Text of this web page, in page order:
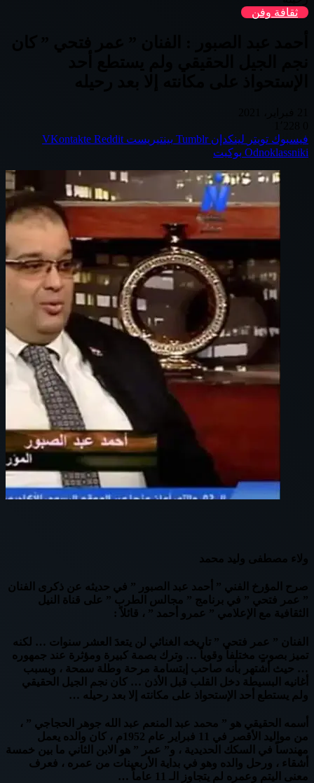
ثقافة وفن
فيسبوك تويتر لينكدإن بينتيريست
Odnoklassniki بوكيت
ولاء مصطفى وليد محمد
صرح المؤرخ الفني ” أحمد عبد الصبور ” في حديثه عن ذكرى الفنان
” عمر فتحي ” في برنامج ” مجالس الطرب ” على قناة النيل
الثقافية مع الإعلامي ” عمرو أحمد ” ، قائلاً :
الفنان ” عمر فتحي ” تاريخه الغنائي لن يتعدَ العشر سنوات … لكنه
تميز بصوتٍ مختلفاً وقوياً … وترك بصمة كبيرة ومؤثرة عند جمهوره
… حيث أشتهر بأنه صاحب إبتسامة مرحة وطلة سمحة ، وبسبب
أغانيه البسيطة دخل القلب قبل الأذن … كان نجم الجيل الحقيقي
ولم يستطع أحد الإستحواذ على مكانته إلا بعد رحيله …
أسمه الحقيقي هو ” محمد عبد المنعم عبد الله جوهر الحجاجي ” ،
من مواليد الأقصر في 11 فبراير عام 1952م ، كان والده يعمل
مهندساً في السكك الحديدية ، و” عمر ” هو الابن الثاني ما بين خمسة
أشقاء ، ورحل والده وهو في بداية الأربعينات من عمره ، فعرف
معنى اليتم وعمره لم يتجاوز الـ 11 عاماً …